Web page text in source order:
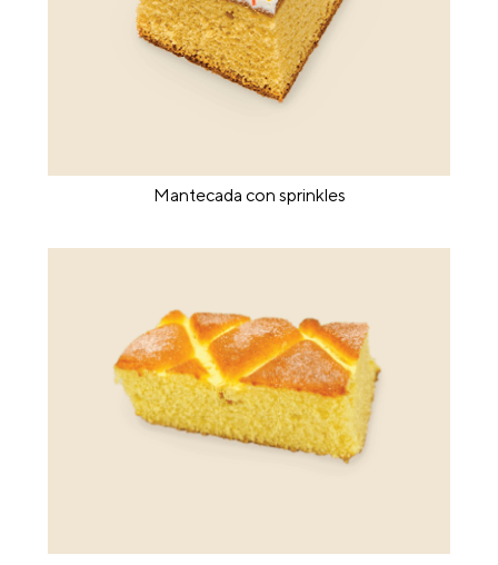
Mantecada con sprinkles